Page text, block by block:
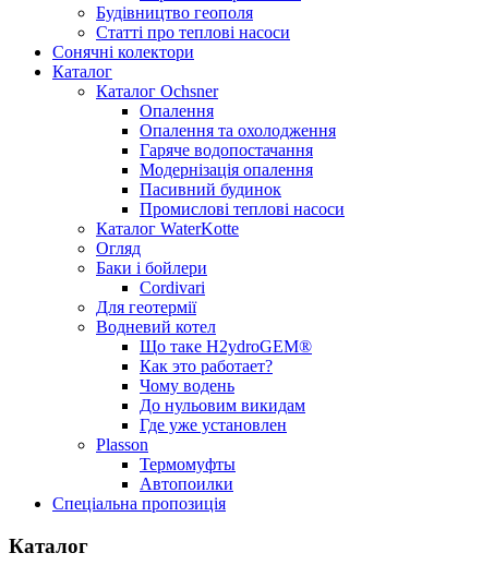
Будівництво геополя
Статті про теплові насоси
Сонячні колектори
Каталог
Каталог Ochsner
Опалення
Опалення та охолодження
Гаряче водопостачання
Модернізація опалення
Пасивний будинок
Промислові теплові насоси
Каталог WaterKotte
Огляд
Баки і бойлери
Cordivari
Для геотермії
Водневий котел
Що таке H2ydroGEM®
Как это работает?
Чому водень
До нульовим викидам
Где уже установлен
Plasson
Термомуфты
Автопоилки
Спеціальна пропозиція
Каталог